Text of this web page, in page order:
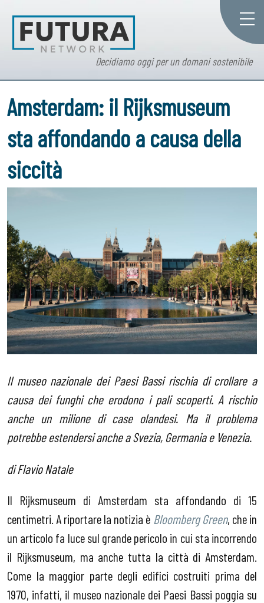
Decidiamo oggi per un domani sostenibile
Amsterdam: il Rijksmuseum
sta affondando a causa della
siccità
Il museo nazionale dei Paesi Bassi rischia di crollare a
causa dei funghi che erodono i pali scoperti. A rischio
anche un milione di case olandesi. Ma il problema
potrebbe estendersi anche a Svezia, Germania e Venezia.
di Flavio Natale
Il Rijksmuseum di Amsterdam sta affondando di 15
centimetri. A riportare la notizia è Bloomberg Green, che in
un articolo fa luce sul grande pericolo in cui sta incorrendo
il Rijksmuseum, ma anche tutta la città di Amsterdam.
Come la maggior parte degli edifici costruiti prima del
1970, infatti, il museo nazionale dei Paesi Bassi poggia su